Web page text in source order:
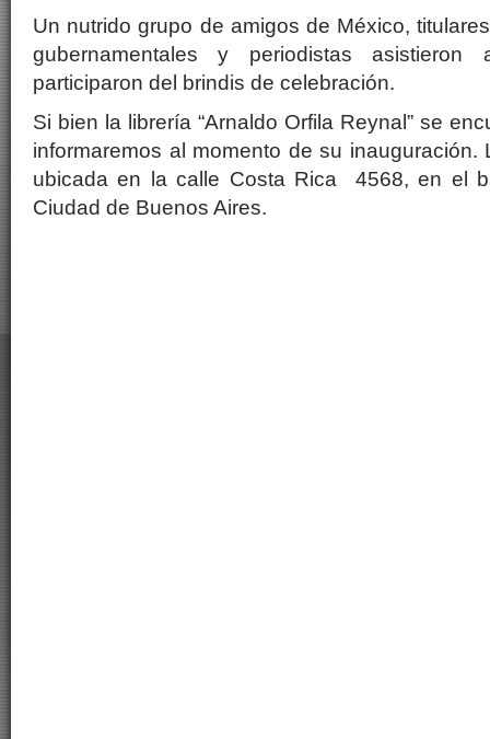
Un nutrido grupo de amigos de México,
gubernamentales y periodistas
participaron del brindis de celebración.
Si bien la librería “Arnaldo Orfila Reynal” se
informaremos al momento de su inauguración.
ubicada en la calle Costa Rica 4568, en el
Ciudad de Buenos Aires.